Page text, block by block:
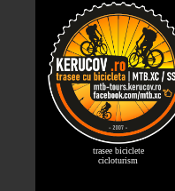
trasee biciclete
cicloturism